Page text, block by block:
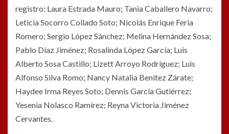
registro: Laura Estrada Mauro; Tania Caballero Navarro;
Leticia Socorro Collado Soto; Nicolás Enrique Feria
Romero; Sergio López Sánchez; Melina Hernández Sosa;
Pablo Díaz Jiménez; Rosalinda López García; Luis
Alberto Sosa Castillo; Lizett Arroyo Rodríguez; Luis
Alfonso Silva Romo; Nancy Natalia Benítez Zárate;
Haydee Irma Reyes Soto; Dennis García Gutiérrez;
Yesenia Nolasco Ramírez; Reyna Victoria Jiménez
Cervantes.